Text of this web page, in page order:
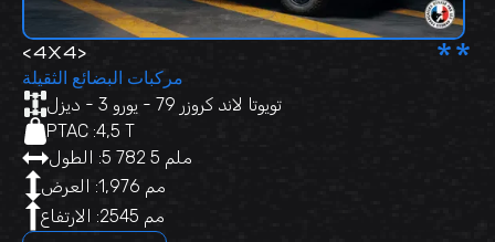
مركبات البضائع الثقيلة
تويوتا لاند كروزر 79 - يورو 3 - ديزل
PTAC :4,5 T
الطول :
5 782 5 ملم
العرض :
1,976 مم
الارتفاع :
2545 مم
<4X4> **